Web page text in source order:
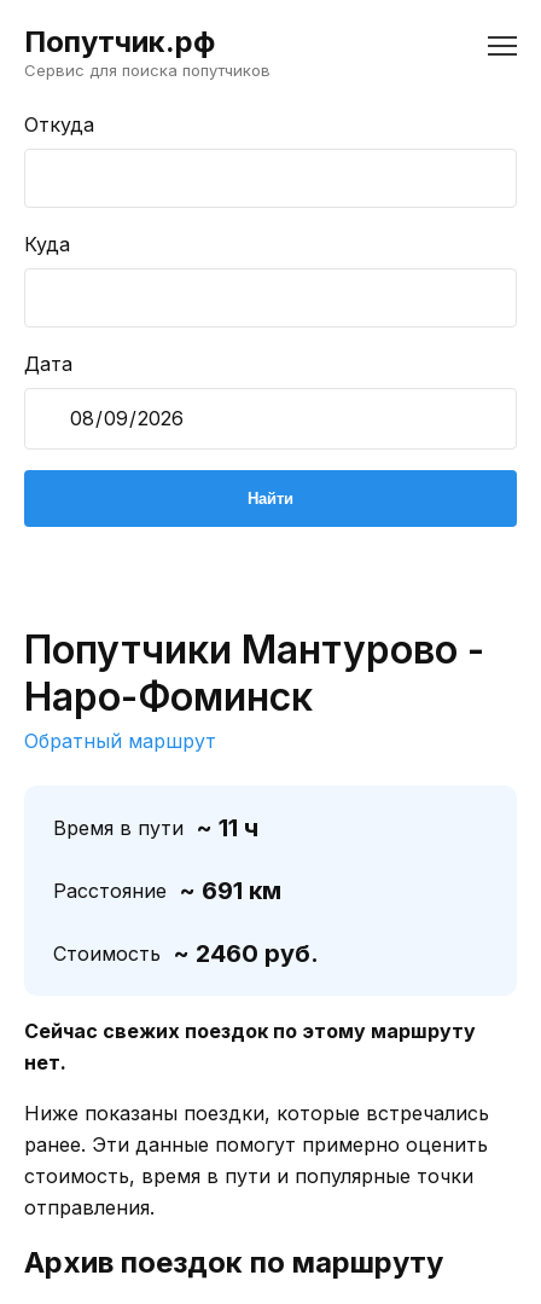
Попутчик.рф
Сервис для поиска попутчиков
Откуда
Куда
Дата
Попутчики Мантурово -
Наро-Фоминск
Обратный маршрут
Время в пути ~ 11 ч
Расстояние ~ 691 км
Стоимость ~ 2460 руб.
Сейчас свежих поездок по этому маршруту
нет.
Ниже показаны поездки, которые встречались
ранее. Эти данные помогут примерно оценить
стоимость, время в пути и популярные точки
отправления.
Архив поездок по маршруту